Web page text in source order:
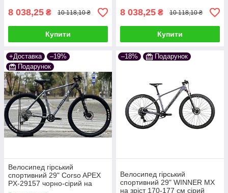
8 038,25 ₴ 10 118,10 ₴
Купити
8 038,25 ₴ 10 118,10 ₴
Купити
+Доставка
–19%
Подарунок
Велосипед гірський
спортивний 29" Corso APEX
PX-29157 чорно-сірий на
–18% Подарунок
Велосипед гірський
спортивний 29" WINNER MX
на зріст 170-177 см сірий